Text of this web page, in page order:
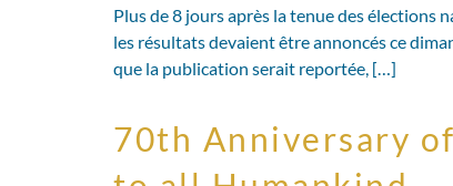
Plus de 8 jours après la tenue des
les résultats devaient être annoncés ce
que la publication serait reportée, […]
70th Anniversary